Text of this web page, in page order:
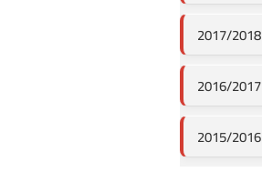
2017/2018
2016/2017
2015/2016